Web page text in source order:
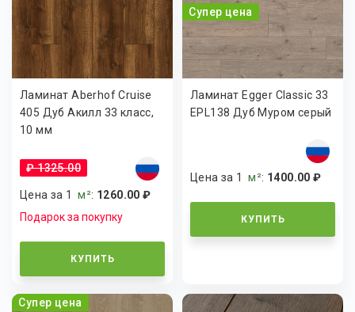
Ламинат Aberhof Cruise
405 Дуб Акилл 33 класс,
10 мм
₽ 1325.00
Цена за 1м²: 1260.00 ₽
Подарок за покупку
КУПИТЬ
Супер цена
Ламинат Egger Classic 33
EPL138 Дуб Муром серый
Цена за 1м²: 1400.00 ₽
КУПИТЬ
Супер цена